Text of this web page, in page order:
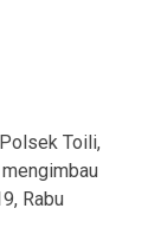
Toili,
Rabu